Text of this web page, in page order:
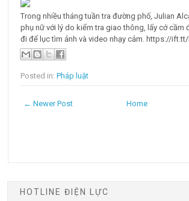
Trong nhiều tháng tuần tra đường phố, Julian
phụ nữ với lý do kiểm tra giao thông, lấy cớ cầm
đi để lục tìm ảnh và video nhạy cảm. https://
Posted in:Pháp luật
← Newer Post Home
HOTLINE ĐIỆN LỰC